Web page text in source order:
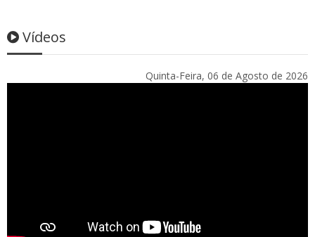
Vídeos
Quinta-Feira, 06 de Agosto de 2026